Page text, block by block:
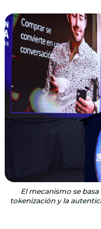
El mecanismo se
tokenización y la